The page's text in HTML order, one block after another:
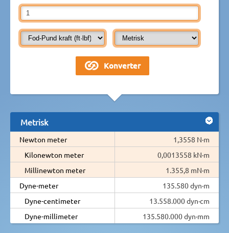
Metrisk
Newton meter
1,3558 N·m
Kilonewton meter
0,0013558 kN·m
Millinewton meter
1.355,8 mN·m
Dyne-meter
135.580 dyn·m
Dyne-centimeter
13.558.000 dyn·cm
Dyne-millimeter
135.580.000 dyn·mm